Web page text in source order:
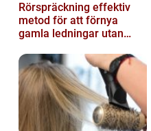
Rörspräckning effektiv
metod för att förnya
gamla ledningar utan